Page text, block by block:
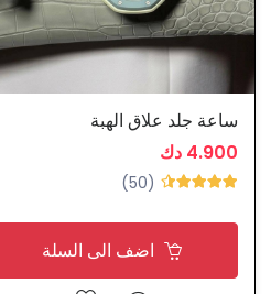
ساعة جلد علاق الهبة
4.900 دك
(50)
اضف الى السلة